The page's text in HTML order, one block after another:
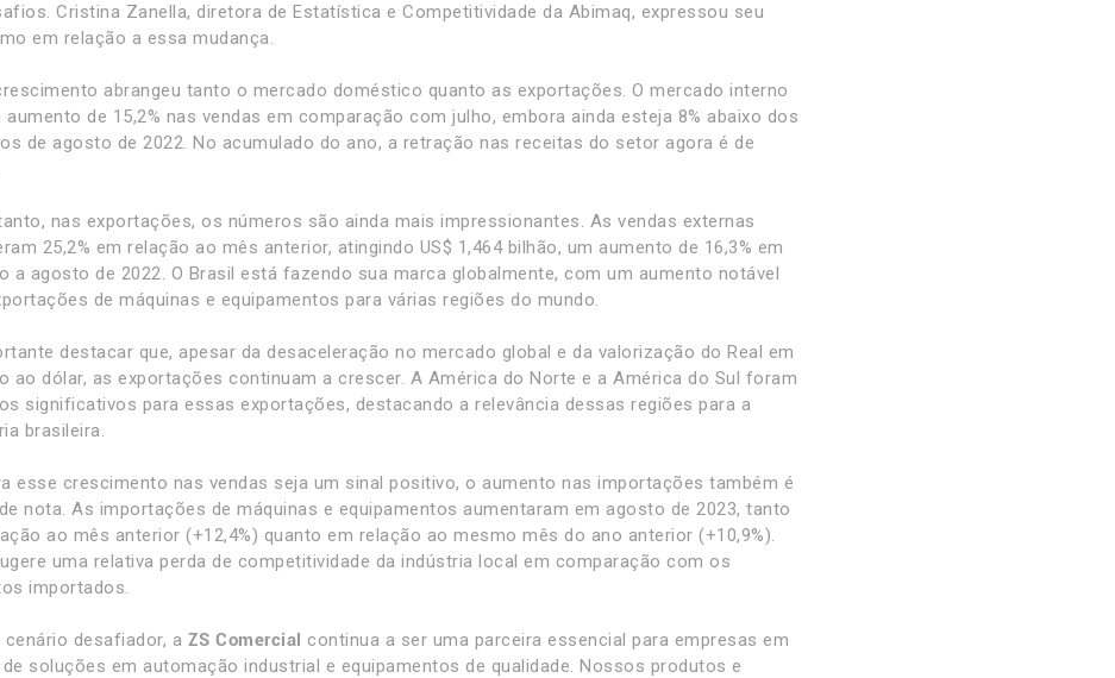
Cristina Zanella, diretora de Estatística e Competitividade da Abimaq, expressou seu
em relação a essa mudança.
abrangeu tanto o mercado doméstico quanto as exportações. O mercado interno
aumento de 15,2% nas vendas em comparação com julho, embora ainda esteja 8% abaixo dos
de agosto de 2022. No acumulado do ano, a retração nas receitas do setor agora é de
nas exportações, os números são ainda mais impressionantes. As vendas externas
25,2% em relação ao mês anterior, atingindo US$ 1,464 bilhão, um aumento de 16,3% em
a agosto de 2022. O Brasil está fazendo sua marca globalmente, com um aumento notável
de máquinas e equipamentos para várias regiões do mundo.
destacar que, apesar da desaceleração no mercado global e da valorização do Real em
ao dólar, as exportações continuam a crescer. A América do Norte e a América do Sul foram
significativos para essas exportações, destacando a relevância dessas regiões para a
brasileira.
esse crescimento nas vendas seja um sinal positivo, o aumento nas importações também é
nota. As importações de máquinas e equipamentos aumentaram em agosto de 2023, tanto
ao mês anterior (+12,4%) quanto em relação ao mesmo mês do ano anterior (+10,9%).
uma relativa perda de competitividade da indústria local em comparação com os
importados.
cenário desafiador, a ZS Comercial continua a ser uma parceira essencial para empresas em
soluções em automação industrial e equipamentos de qualidade. Nossos produtos e